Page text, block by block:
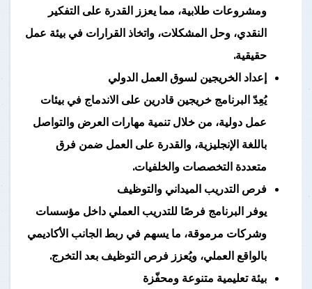
ومشروعات طلابية، مما يعزز القدرة على التفكير
النقدي، وحل المشكلات، واتخاذ القرارات في بيئة عمل
حقيقية.
إعداد الخريجين لسوق العمل الدولي
يُعِدّ البرنامج خريجين قادرين على الاندماج في بيئات
عمل دولية، من خلال تنمية مهارات العرض والتواصل
باللغة الإنجليزية، والقدرة على العمل ضمن فرق
متعددة التخصصات والخلفيات.
فرص التدريب الميداني والتوظيف
يوفر البرنامج فرصًا للتدريب العملي داخل مؤسسات
وشركات مرموقة، ما يسهم في ربط الجانب الأكاديمي
بالواقع العملي، ويُعزز فرص التوظيف بعد التخرج.
بيئة تعليمية متنوعة ومحفّزة